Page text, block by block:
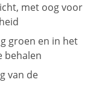
met oog voor
groen en in het
behalen
van de